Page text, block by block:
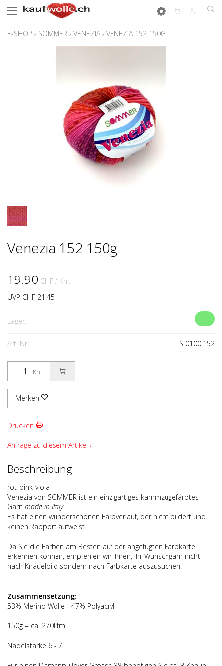
E-SHOP › SOMMER › VENEZIA › VENEZIA 152 150G
Venezia 152 150g
19.90 CHF / Knl.
UVP CHF 21.45
Lager:
Art. Nr: S 0100.152
Knl.
Merken
Drucken
Anfrage zu diesem Artikel ›
Beschreibung
rot-pink-viola
Venezia von SOMMER ist ein einzigartiges kammzugefärbtes
Garn made in Italy.
Es hat einen wunderschönen Farbverlauf, der nicht bildert und
keinen Rapport aufweist.
Da Sie die Farben am Besten auf der angefügten Farbkarte
erkennen können, empfehlen wir Ihnen, Ihr Wunschgarn nicht
nach Knäuelbild sondern nach Farbkarte auszusuchen.
Zusammensetzung:
53% Merino Wolle - 47% Polyacryl
150g = ca. 270Lfm
Nadelstärke 6 - 7